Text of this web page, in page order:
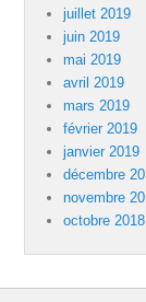
juillet 2019
juin 2019
mai 2019
avril 2019
mars 2019
février 2019
janvier 2019
décembre
novembre
octobre 2018